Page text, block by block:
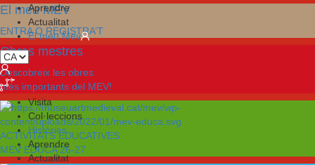
Aprendre
Actualitat
El meu Mev
Visita
Col·leccions
Històries
Aprendre
Actualitat
El meu MEV
ENTRA O REGISTRA’T
Obres mestres
Descobreix les obres
més importants del MEV!
ACTIVITATS EDUCATIVES
MEV EDUCA 26-27